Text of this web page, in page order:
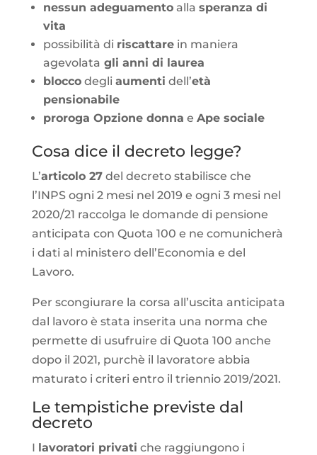
nessun adeguamentoalla speranza di
vita
possibilità di riscattarein maniera
agevolata gli anni di laurea
bloccodegli aumenti dell’età
pensionabile
proroga Opzione donna e Ape sociale
Cosa dice il decreto legge?
L’articolo 27del decreto stabilisce che
l’INPS ogni 2 mesi nel 2019 e ogni 3 mesi nel
2020/21 raccolga le domande di pensione
anticipata con Quota 100 e ne comunicherà
i dati al ministero dell’Economia e del
Lavoro.
Per scongiurare la corsa all’uscita anticipata
dal lavoro è stata inserita una norma che
permette di usufruire di Quota 100 anche
dopo il 2021, purchè il lavoratore abbia
maturato i criteri entro il triennio 2019/2021.
Le tempistiche previste dal
decreto
I lavoratori privati che raggiungono i